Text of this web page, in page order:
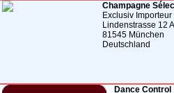
Champagne
Exclusiv Importeur
Lindenstrasse 12 A
81545 München
Deutschland
Dance Control